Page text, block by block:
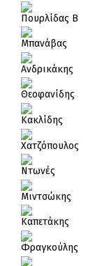
Πουρλίδας Β
Μπανάβας
Ανδρικάκης
Θεοφανίδης
Κακλίδης
Χατζόπουλος
Ντωνές
Μιντσώκης
Καπετάκης
Φραγκούλης